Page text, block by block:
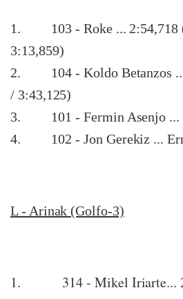
1. 103 - Roke ... 2:54,718
3:13,859)
2. 104 - Koldo Betanzos ...
/ 3:43,125)
3. 101 - Fermin Asenjo ...
4. 102 - Jon Gerekiz ...
L - Arinak (Golfo-3)
1. 314 - Mikel Iriarte...